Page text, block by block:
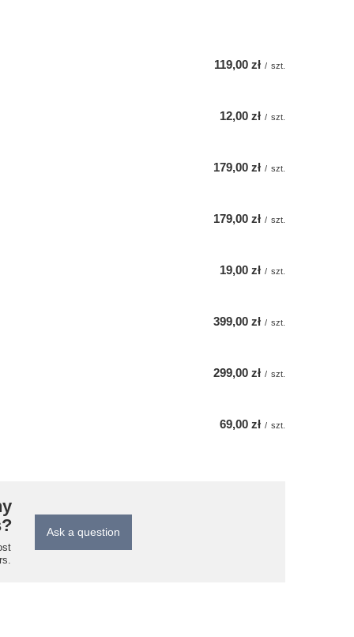
119,00 zł / szt.
12,00 zł / szt.
179,00 zł / szt.
179,00 zł / szt.
19,00 zł / szt.
399,00 zł / szt.
299,00 zł / szt.
69,00 zł / szt.
Ask a question